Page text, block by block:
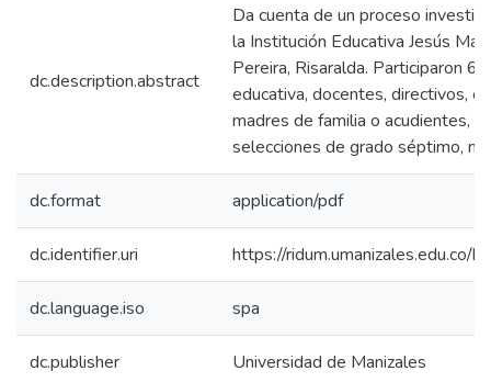
dc.description.abstract
Da cuenta de un proceso
la Institución Educativa Jesús
Pereira, Risaralda. Participaron
educativa, docentes, directivos,
madres de familia o acudientes,
selecciones de grado séptimo,
dc.format application/pdf
dc.identifier.uri https://
dc.language.iso spa
dc.publisher Universidad de Manizales